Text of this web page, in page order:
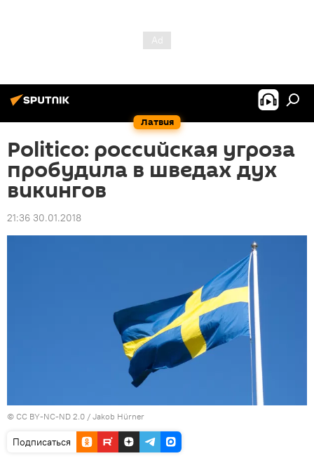
Латвия
Politico: российская угроза
пробудила в шведах дух
викингов
21:36 30.01.2018
© CC BY-NC-ND 2.0 / Jakob Hürner
Подписаться